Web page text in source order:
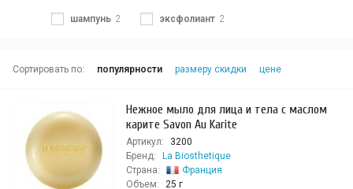
шампунь 2 эксфолиант 2
Сортировать по: популярности размеру скидки цене
Нежное мыло для лица и тела с маслом
карите Savon Au Karite
Артикул:
3200
Бренд:
La Biosthetique
Страна:
Франция
Объем:
25 г